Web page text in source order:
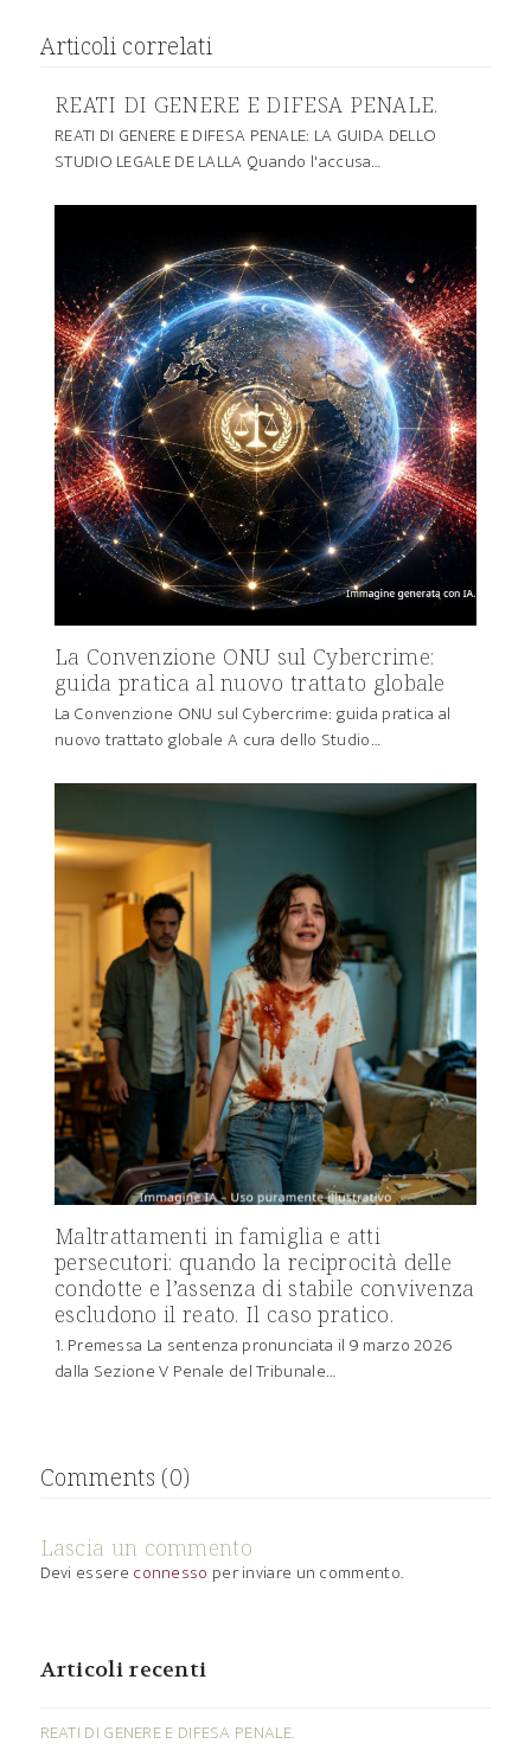
Articoli correlati
REATI DI GENERE E DIFESA PENALE.
REATI DI GENERE E DIFESA PENALE: LA GUIDA DELLO
STUDIO LEGALE DE LALLA Quando l'accusa…
La Convenzione ONU sul Cybercrime:
guida pratica al nuovo trattato globale
La Convenzione ONU sul Cybercrime: guida pratica al
nuovo trattato globale A cura dello Studio…
Maltrattamenti in famiglia e atti
persecutori: quando la reciprocità delle
condotte e l’assenza di stabile convivenza
escludono il reato. Il caso pratico.
1. Premessa La sentenza pronunciata il 9 marzo 2026
dalla Sezione V Penale del Tribunale…
Comments (0)
Lascia un commento
Devi essere connesso per inviare un commento.
Articoli recenti
REATI DI GENERE E DIFESA PENALE.